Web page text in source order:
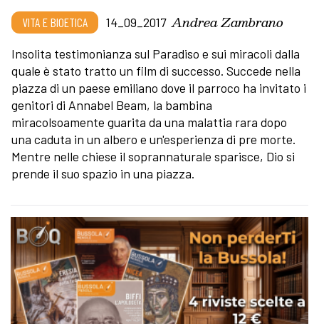
VITA E BIOETICA 14_09_2017 Andrea Zambrano
Insolita testimonianza sul Paradiso e sui miracoli dalla
quale è stato tratto un film di successo. Succede nella
piazza di un paese emiliano dove il parroco ha invitato i
genitori di Annabel Beam, la bambina
miracolsoamente guarita da una malattia rara dopo
una caduta in un albero e un'esperienza di pre morte.
Mentre nelle chiese il soprannaturale sparisce, Dio si
prende il suo spazio in una piazza.